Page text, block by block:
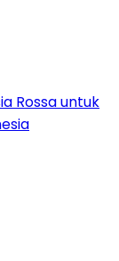
Rossa untuk